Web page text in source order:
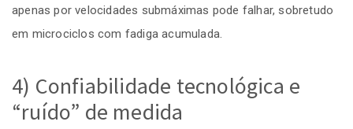
apenas por velocidades submáximas pode falhar, sobretudo
em microciclos com fadiga acumulada.
4) Confiabilidade tecnológica e
“ruído” de medida